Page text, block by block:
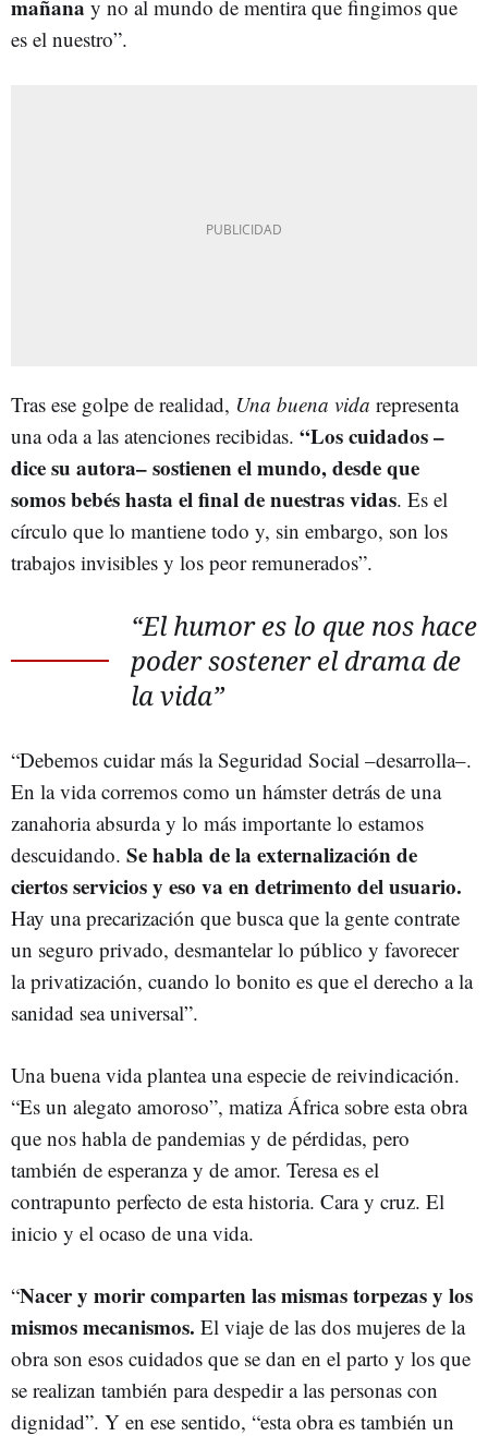
mañana y no al mundo de mentira que fingimos que
es el nuestro”.
Tras ese golpe de realidad, Una buena vida representa
una oda a las atenciones recibidas. “Los cuidados –
dice su autora– sostienen el mundo, desde que
somos bebés hasta el final de nuestras vidas. Es el
círculo que lo mantiene todo y, sin embargo, son los
trabajos invisibles y los peor remunerados”.
“El humor es lo que nos hace
poder sostener el drama de
la vida”
“Debemos cuidar más la Seguridad Social –desarrolla–.
En la vida corremos como un hámster detrás de una
zanahoria absurda y lo más importante lo estamos
descuidando. Se habla de la externalización de
ciertos servicios y eso va en detrimento del usuario.
Hay una precarización que busca que la gente contrate
un seguro privado, desmantelar lo público y favorecer
la privatización, cuando lo bonito es que el derecho a la
sanidad sea universal”.
Una buena vida plantea una especie de reivindicación.
“Es un alegato amoroso”, matiza África sobre esta obra
que nos habla de pandemias y de pérdidas, pero
también de esperanza y de amor. Teresa es el
contrapunto perfecto de esta historia. Cara y cruz. El
inicio y el ocaso de una vida.
“Nacer y morir comparten las mismas torpezas y los
mismos mecanismos. El viaje de las dos mujeres de la
obra son esos cuidados que se dan en el parto y los que
se realizan también para despedir a las personas con
dignidad”. Y en ese sentido, “esta obra es también un